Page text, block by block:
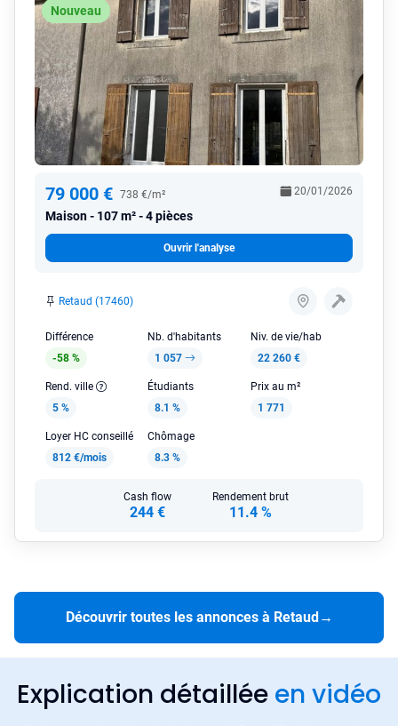
Nouveau
79 000 € 738 €/m²
Maison 107 m² - 4 pièces
20/01/2026
Ouvrir l'analyse
Retaud (17460)
Différence
-58 %
Nb. d'habitants
1 057
Niv. de vie/hab
22 260 €
Rend. ville
5 %
Étudiants
8.1 %
Prix au m²
1 771
Loyer HC conseillé
812 €/mois
Chômage
8.3 %
Cash flow
244 €
Rendement brut
11.4 %
Découvrir toutes les annonces à Retaud→
Explication détaillée en vidéo